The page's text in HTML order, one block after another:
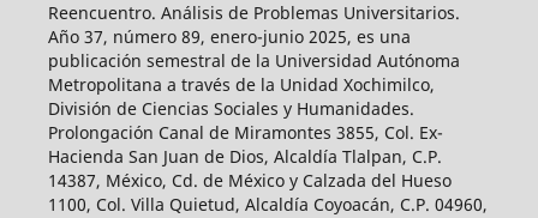
Reencuentro. Análisis de Problemas Universitarios.
Año 37, número 89, enero-junio 2025, es una
publicación semestral de la Universidad Autónoma
Metropolitana a través de la Unidad Xochimilco,
División de Ciencias Sociales y Humanidades.
Prolongación Canal de Miramontes 3855, Col. Ex-
Hacienda San Juan de Dios, Alcaldía Tlalpan, C.P.
14387, México, Cd. de México y Calzada del Hueso
1100, Col. Villa Quietud, Alcaldía Coyoacán, C.P. 04960,